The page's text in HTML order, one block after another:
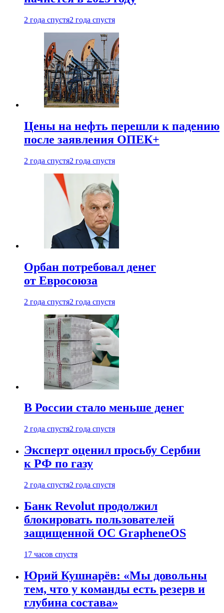
2 года спустя2 года спустя
Цены на нефть перешли к падению
после заявления ОПЕК+
2 года спустя2 года спустя
Орбан потребовал денег
от Евросоюза
2 года спустя2 года спустя
В России стало меньше денег
2 года спустя2 года спустя
Эксперт оценил просьбу Сербии
к РФ по газу
2 года спустя2 года спустя
Банк Revolut продолжил
блокировать пользователей
защищенной ОС GrapheneOS
17 часов спустя
Юрий Кушнарёв: «Мы довольны
тем, что у команды есть резерв и
глубина состава»